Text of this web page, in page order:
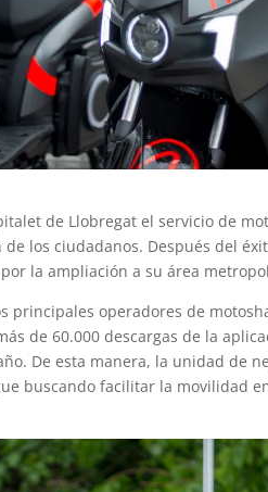
de Llobregat el servicio de
los ciudadanos. Después del
la ampliación a su área
principales operadores de
de 60.000 descargas de la
De esta manera, la unidad de
buscando facilitar la movilidad